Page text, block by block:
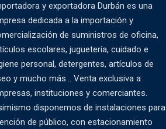
y exportadora Durbán es una
dedicada a la importación y
de suministros de oficina,
escolares, juguetería, cuidado e
personal, detergentes, artículos de
y mucho más... Venta exclusiva a
instituciones y comerciantes.
disponemos de instalaciones para
de público, con estacionamiento